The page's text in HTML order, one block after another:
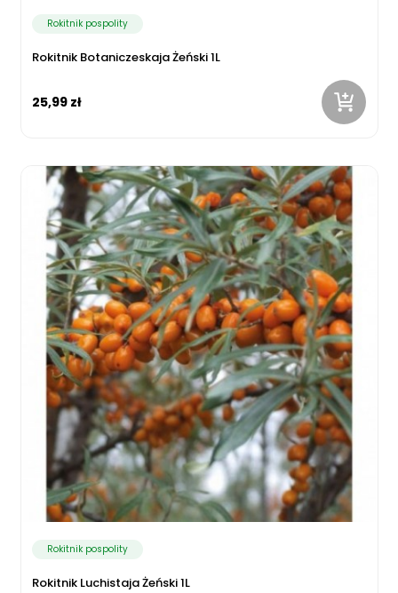
Rokitnik pospolity
Rokitnik Botaniczeskaja Żeński 1L
25,99 zł
Rokitnik pospolity
Rokitnik Luchistaja Żeński 1L